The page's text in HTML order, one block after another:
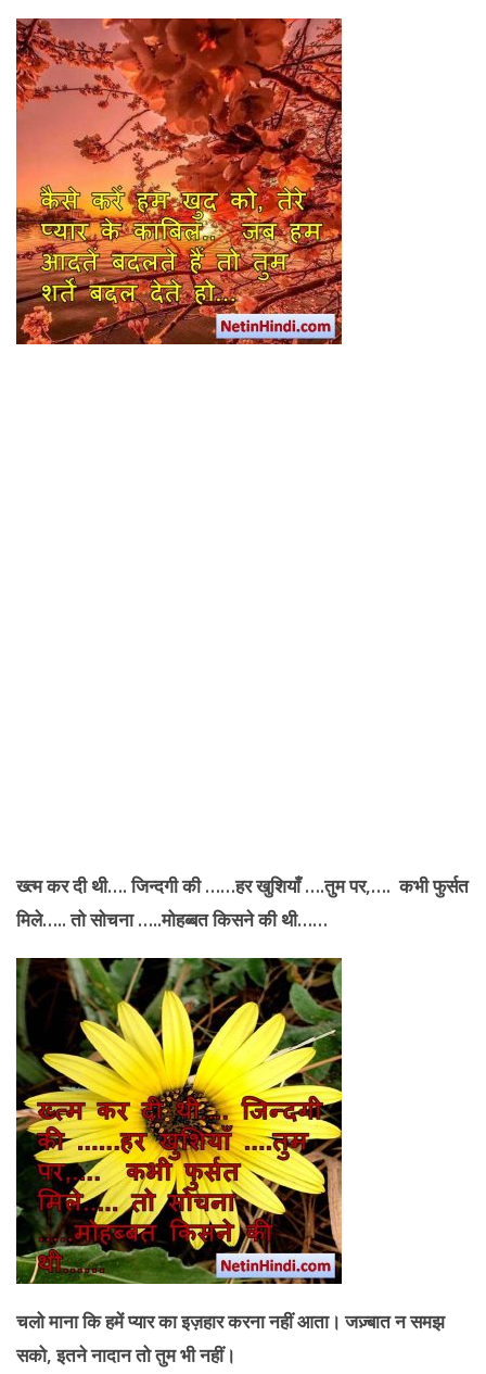
ख्त्म कर दी थी…. जिन्दगी की ……हर खुशियाँ ….तुम पर,…. कभी फुर्सत
मिले….. तो सोचना …..मोहब्बत किसने की थी……
चलो माना कि हमें प्यार का इज़हार करना नहीं आता। जज़्बात न समझ
सको, इतने नादान तो तुम भी नहीं।